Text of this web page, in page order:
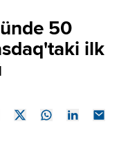
50
ilk